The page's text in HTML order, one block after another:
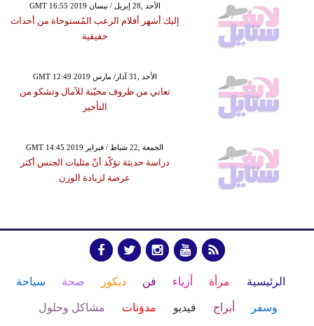
GMT 16:55 2019 الأحد ,28 إبريل / نيسان
إليك أشهر أفلام الرعب المُستوحاة من أحداث
حقيقية
GMT 12:49 2019 الأحد ,31 آذار/ مارس
تعاني من ظروف مخيّبة للآمال وتشكو من
التأخير
GMT 14:45 2019 الجمعة ,22 شباط / فبراير
دراسة حديثة تؤكّد أنّ مثليات الجنس أكثر
عرضة لزيادة الوزن
الرئيسية مرأة أزياء فن ديكور صحة سياحة
وسفر أبراج فيديو مدوَنات مشاكل وحلول